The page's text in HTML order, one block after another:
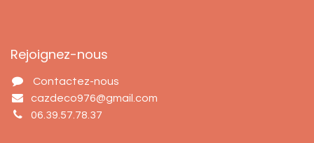
Rejoignez-nous
Contactez-nous
cazdeco976@gmail.com
06.39.57.78.37